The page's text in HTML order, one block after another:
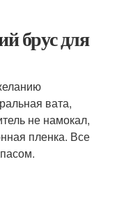
брус для
вата,
не намокал,
пленка. Все